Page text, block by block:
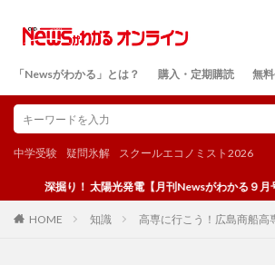
「Newsがわかる」とは？ 購入・定期購読 無
中学受験 疑問氷解 スクールエコノミスト2026
り！ 太陽光発電【月刊Newsがわかる９月号】
HOME 知識 高専に行こう！広島商船高
検索